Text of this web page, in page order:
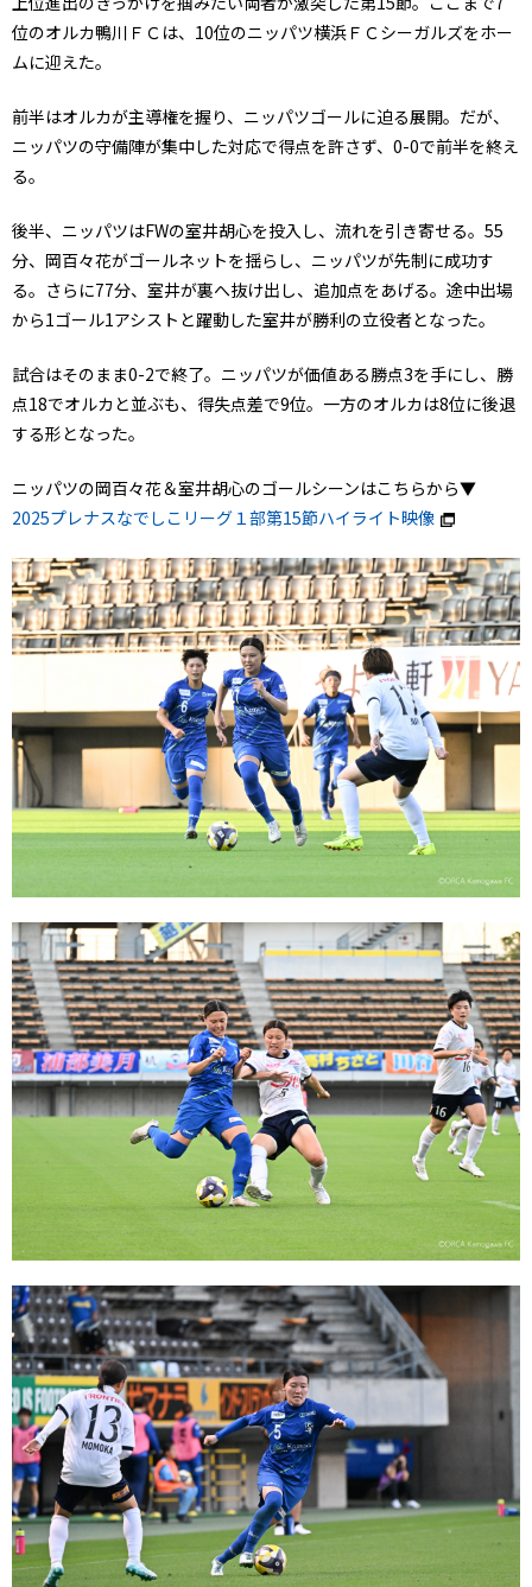
位のオルカ鴨川ＦＣは、10位のニッパツ横浜ＦＣシーガルズをホー
ムに迎えた。
前半はオルカが主導権を握り、ニッパツゴールに迫る展開。だが、
ニッパツの守備陣が集中した対応で得点を許さず、0-0で前半を終え
る。
後半、ニッパツはFWの室井胡心を投入し、流れを引き寄せる。55
分、岡百々花がゴールネットを揺らし、ニッパツが先制に成功す
る。さらに77分、室井が裏へ抜け出し、追加点をあげる。途中出場
から1ゴール1アシストと躍動した室井が勝利の立役者となった。
試合はそのまま0-2で終了。ニッパツが価値ある勝点3を手にし、勝
点18でオルカと並ぶも、得失点差で9位。一方のオルカは8位に後退
する形となった。
ニッパツの岡百々花＆室井胡心のゴールシーンはこちらから▼
2025プレナスなでしこリーグ１部第15節ハイライト映像